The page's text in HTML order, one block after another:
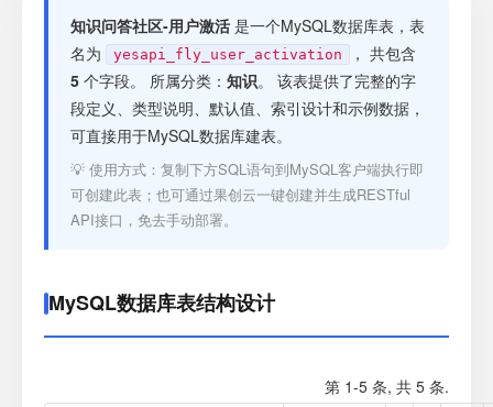
接口测试
知识问答社区-用户激活 是一个MySQL数据库表，表
名为
yesapi_fly_user_activation
， 共包含
5 个字段。 所属分类： 知识。 该表提供了完整的字
段定义、类型说明、默认值、索引设计和示例数据，
可直接用于MySQL数据库建表。
💡 使用方式：复制下方SQL语句到MySQL客户端执行即
可创建此表；也可通过果创云一键创建并生成RESTful
API接口，免去手动部署。
MySQL数据库表结构设计
第 1-5 条, 共 5 条.